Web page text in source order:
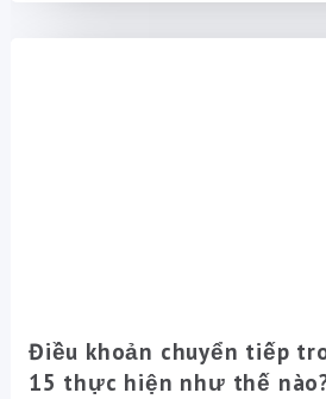
Điều khoản chuyển tiếp
15 thực hiện như thế